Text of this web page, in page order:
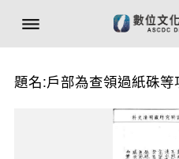
題名:戶部為查領過紙硃